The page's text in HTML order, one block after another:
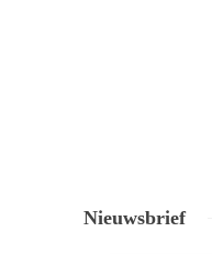
Nieuwsbrief